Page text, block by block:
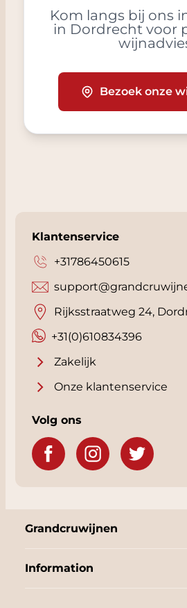
Kom langs bij ons
in Dordrecht voor
Bezoek onze
Klantenservice
+31786450615
+31(0)610834396
Rijksstraatweg 24,
Zakelijk
Onze klantenservice
Volg ons
Grandcruwijnen
Information